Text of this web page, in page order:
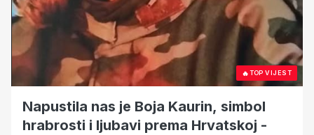
🔥TOP VIJEST
Napustila nas je Boja Kaurin, simbol
hrabrosti i ljubavi prema Hrvatskoj -